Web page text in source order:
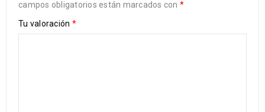
campos obligatorios están marcados con *
Tu valoración *